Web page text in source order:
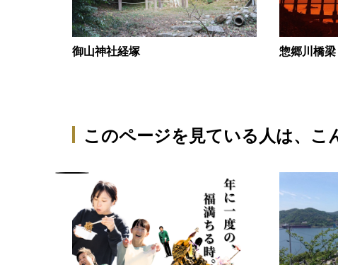
御山神社経塚 惣郷川橋梁
このページを見ている人は、 こ